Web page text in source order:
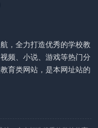
，全力打造优秀的学校教
频、小说、游戏等热门分
育类网站，是本网址站的